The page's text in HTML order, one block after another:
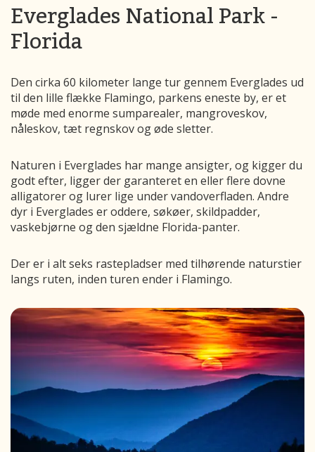
Everglades National Park -
Florida
Den cirka 60 kilometer lange tur gennem Everglades ud
til den lille flække Flamingo, parkens eneste by, er et
møde med enorme sumparealer, mangroveskov,
nåleskov, tæt regnskov og øde sletter.
Naturen i Everglades har mange ansigter, og kigger du
godt efter, ligger der garanteret en eller flere dovne
alligatorer og lurer lige under vandoverfladen. Andre
dyr i Everglades er oddere, søkøer, skildpadder,
vaskebjørne og den sjældne Florida-panter.
Der er i alt seks rastepladser med tilhørende naturstier
langs ruten, inden turen ender i Flamingo.